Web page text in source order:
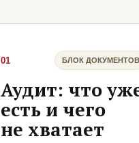
01 БЛОК ДОКУМЕНТОВ
Аудит: что
есть и чего
не хватает